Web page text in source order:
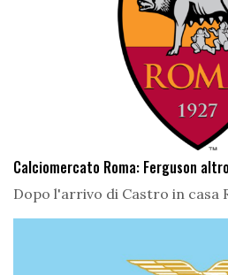
Calciomercato Roma: Ferguson
Dopo l'arrivo di Castro in casa